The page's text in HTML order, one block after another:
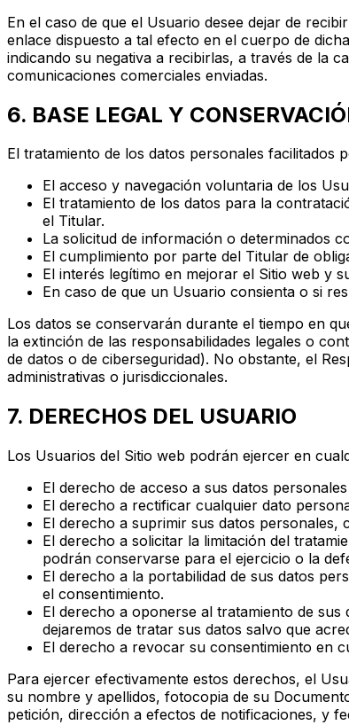
En el caso de que el Usuario desee dejar de
enlace dispuesto a tal efecto en el cuerpo de
indicando su negativa a recibirlas, a través de la
comunicaciones comerciales enviadas.
6. BASE LEGAL Y
El tratamiento de los datos personales facilitados
El acceso y navegación voluntaria de los
El tratamiento de los datos para la
el Titular.
La solicitud de información o determinados
El cumplimiento por parte del Titular de
El interés legítimo en mejorar el Sitio web y
En caso de que un Usuario consienta o si
Los datos se conservarán durante el tiempo en
la extinción de las responsabilidades legales o
de datos o de ciberseguridad). No obstante, el
administrativas o jurisdiccionales.
7. DERECHOS DEL USUARIO
Los Usuarios del Sitio web podrán ejercer en
El derecho de acceso a sus datos
El derecho a rectificar cualquier dato
El derecho a suprimir sus datos personales,
El derecho a solicitar la limitación del
podrán conservarse para el ejercicio o la
El derecho a la portabilidad de sus datos
el consentimiento.
El derecho a oponerse al tratamiento de
dejaremos de tratar sus datos salvo que
El derecho a revocar su consentimiento en
Para ejercer efectivamente estos derechos, el
su nombre y apellidos, fotocopia de su
petición, dirección a efectos de notificaciones, y